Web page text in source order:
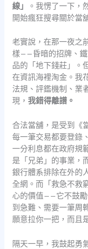
線」
。我愣了一下，
開始瘋狂搜尋關於當
老實說，在那一夜之
樣——昏暗的招牌、
品的「地下錢莊」。
在資訊海裡淘金。我
法規、評鑑機制、業
現， 我錯得離譜。
合法當舖，是受到《
每一筆交易都要登錄
一分利息都在政府規
是「兄弟」的事業，
銀行體系排除在外的
全網。而「救急不救
心的價值——它不鼓
到急難、需要一筆周
願意拉你一把，而且
隔天一早，我鼓起勇